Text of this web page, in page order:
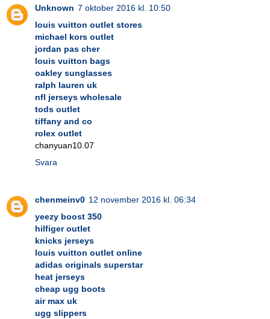
Unknown 7 oktober 2016 kl. 10:50
louis vuitton outlet stores
michael kors outlet
jordan pas cher
louis vuitton bags
oakley sunglasses
ralph lauren uk
nfl jerseys wholesale
tods outlet
tiffany and co
rolex outlet
chanyuan10.07
Svara
chenmeinv0 12 november 2016 kl. 06:34
yeezy boost 350
hilfiger outlet
knicks jerseys
louis vuitton outlet online
adidas originals superstar
heat jerseys
cheap ugg boots
air max uk
ugg slippers